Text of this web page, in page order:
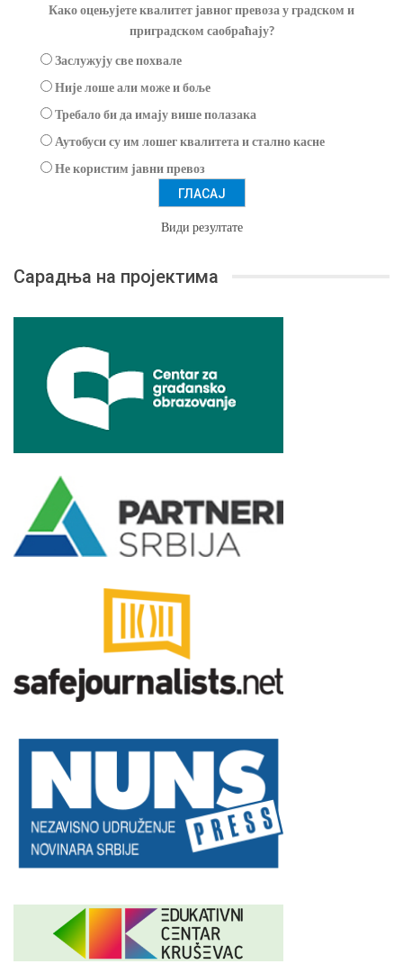
Како оцењујете квалитет јавног превоза у градском и
приградском саобраћају?
Заслужују све похвале
Није лоше али може и боље
Требало би да имају више полазака
Аутобуси су им лошег квалитета и стално касне
Не користим јавни превоз
Види резултате
Сарадња на пројектима